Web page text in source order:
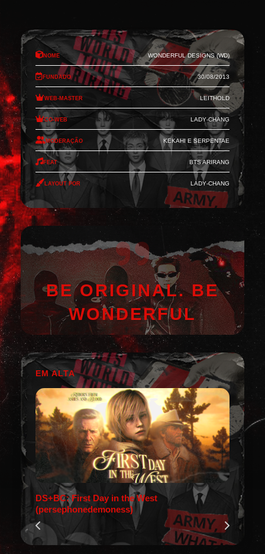
Nome Wonderful Designs (WD)
Fundado 30/08/2013
Web-Master Leithold
Co-Web Lady-Chang
Moderação Kekahi e Serpentae
Feat BTS Arirang
Layout por Lady-Chang
BE ORIGINAL. BE
WONDERFUL
EM ALTA
DS+BC: First Day in the West
(persephonedemoness)